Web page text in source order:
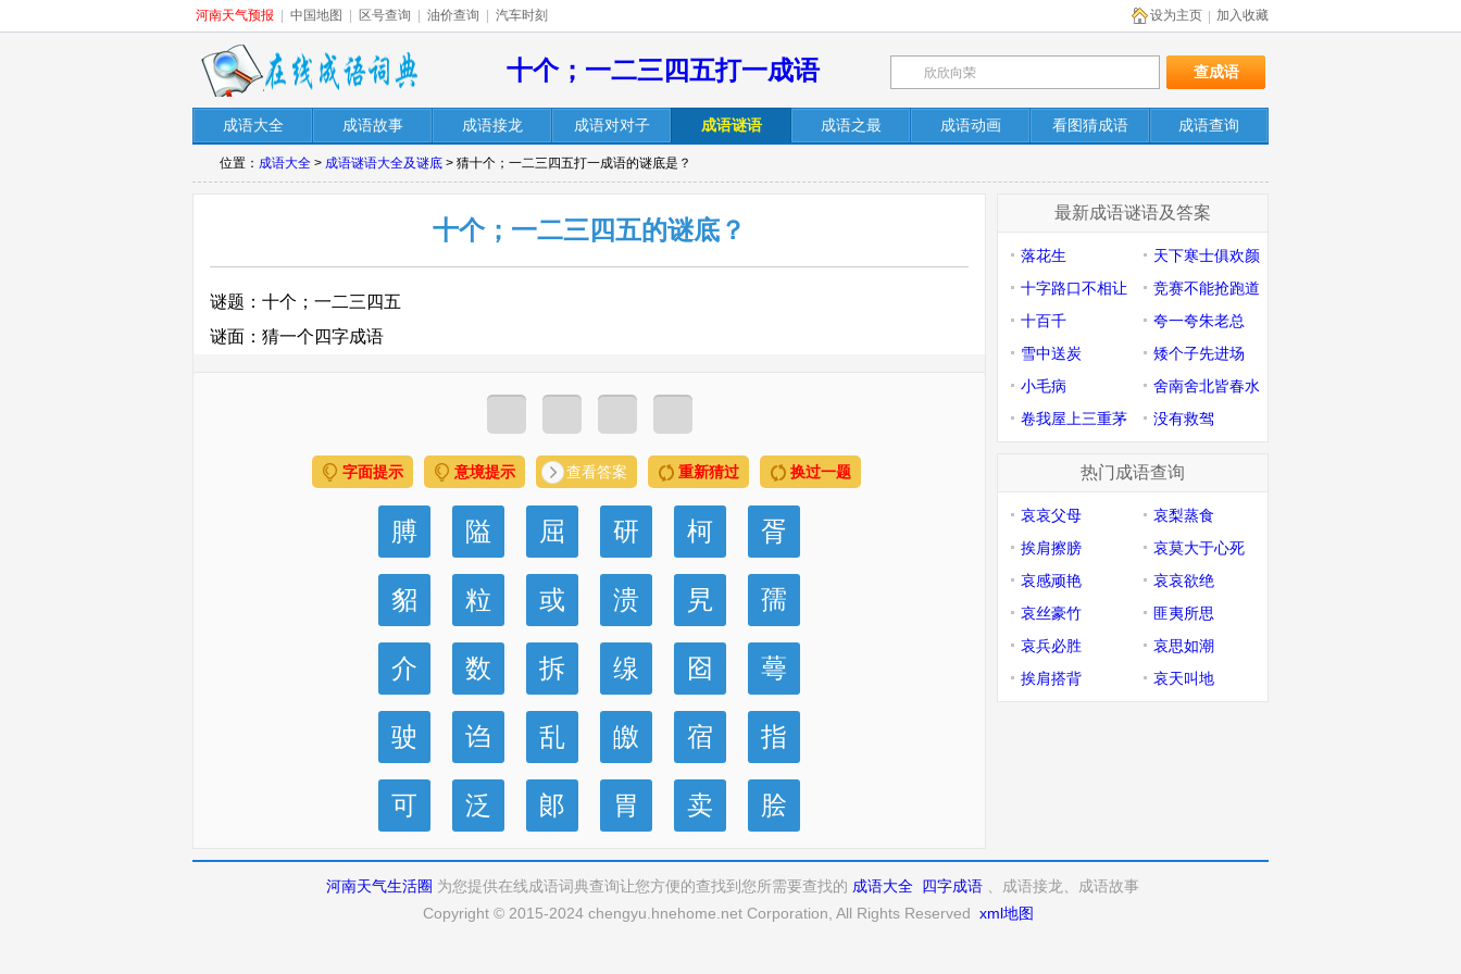
河南天气预报 中国地图 区号查询 油价查询 汽车时刻 加入收藏
设为主页
十个；一二三四五打一成语
成语大全 成语故事 成语接龙 成语对对子 成语谜语 成语之最 成语动画 看图猜成语 成语查询
位置： 成语大全 > 成语谜语大全及谜底 > 猜十个；一二三四五打一成语的谜底是？
十个；一二三四五的谜底？
谜题：十个；一二三四五
谜面：猜一个四字成语
字面提示 意境提示 查看答案 重新猜过 换过一题
膊 隘 屈 研 柯 胥
貂 粒 或 溃 旯 孺
介 数 拆 缐 囵 蕚
驶 诌 乱 皦 宿 指
可 泛 郞 胃 卖 脍
最新成语谜语及答案
落花生
天下寒士俱欢颜
十字路口不相让
竞赛不能抢跑道
十百千
夸一夸朱老总
雪中送炭
矮个子先进场
小毛病
舍南舍北皆春水
卷我屋上三重茅
没有救驾
热门成语查询
哀哀父母
哀梨蒸食
挨肩擦膀
哀莫大于心死
哀感顽艳
哀哀欲绝
哀丝豪竹
匪夷所思
哀兵必胜
哀思如潮
挨肩搭背
哀天叫地
河南天气生活圈 为您提供在线成语词典查询让您方便的查找到您所需要查找的 成语大全 四字成语
、成语接龙、成语故事
Copyright © 2015-2024 chengyu.hnehome.net Corporation, All Rights Reserved xml地图